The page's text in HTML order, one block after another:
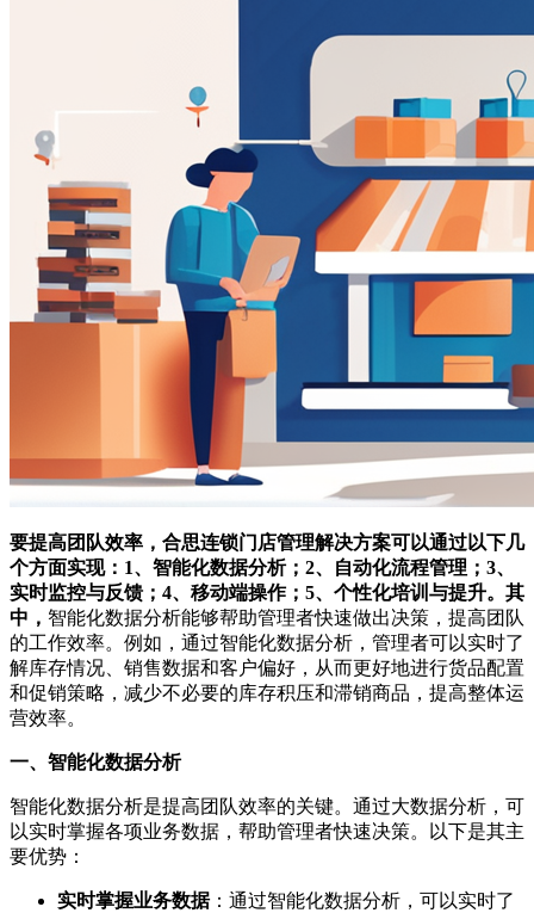
要提高团队效率，合思连锁门店管理解决方案可以通过以下几
个方面实现：1、智能化数据分析；2、自动化流程管理；3、
实时监控与反馈；4、移动端操作；5、个性化培训与提升。其
中， 智能化数据分析能够帮助管理者快速做出决策，提高团队
的工作效率。例如，通过智能化数据分析，管理者可以实时了
解库存情况、销售数据和客户偏好，从而更好地进行货品配置
和促销策略，减少不必要的库存积压和滞销商品，提高整体运
营效率。
一、智能化数据分析
智能化数据分析是提高团队效率的关键。通过大数据分析，可
以实时掌握各项业务数据，帮助管理者快速决策。以下是其主
要优势：
实时掌握业务数据：通过智能化数据分析，可以实时了